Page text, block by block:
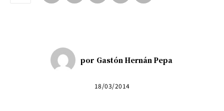
por Gastón Hernán Pepa
18/03/2014